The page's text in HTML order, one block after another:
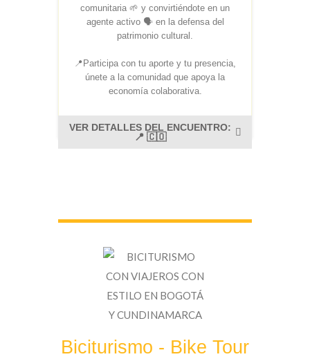
comunitaria 🌱 y convirtiéndote en un
agente activo 🗣️ en la defensa del
patrimonio cultural.
📍Participa con tu aporte y tu presencia,
únete a la comunidad que apoya la
economía colaborativa.
VER DETALLES DEL ENCUENTRO:
📍 🇨🇴
Biciturismo - Bike Tour